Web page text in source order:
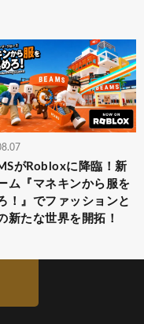
がRobloxに降臨！新
ム『マネキンから服を
！』でファッションと
新たな世界を開拓！